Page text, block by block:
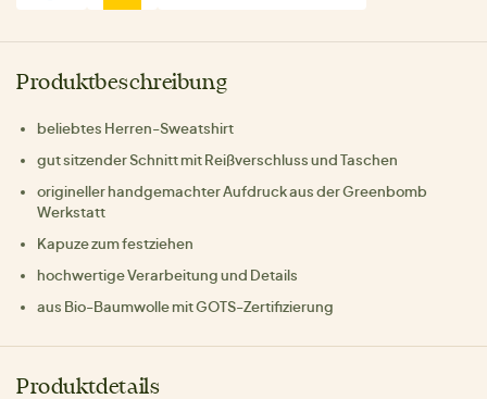
Produktbeschreibung
beliebtes Herren-Sweatshirt
gut sitzender Schnitt mit Reißverschluss und Taschen
origineller handgemachter Aufdruck aus der Greenbomb
Werkstatt
Kapuze zum festziehen
hochwertige Verarbeitung und Details
aus Bio-Baumwolle mit GOTS-Zertifizierung
Produktdetails